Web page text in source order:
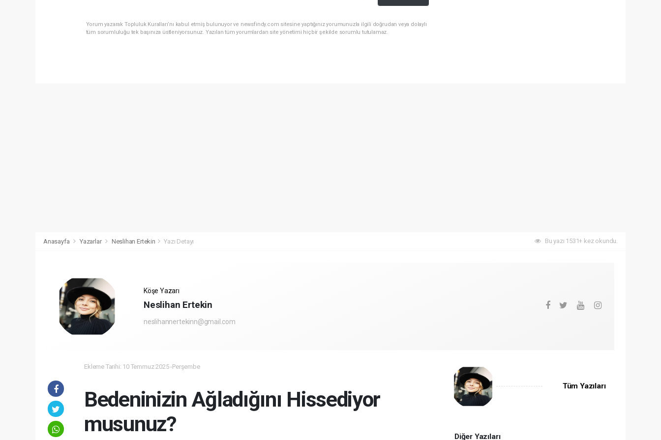
Yorum yazarak Topluluk Kuralları’nı kabul etmiş bulunuyor ve newsfindy.com sitesine yaptığınız yorumunuzla ilgili doğrudan veya dolaylı
tüm sorumluluğu tek başınıza üstleniyorsunuz. Yazılan tüm yorumlardan site yönetimi hiçbir şekilde sorumlu tutulamaz.
Anasayfa Yazarlar Neslihan Ertekin Yazı Detayı Bu yazı 1531+ kez okundu.
Köşe Yazarı
Neslihan Ertekin
neslihannertekinn@gmail.com
Ekleme Tarihi: 10 Temmuz 2025 -Perşembe
Bedeninizin Ağladığını Hissediyor
musunuz?
Tüm Yazıları
Diğer Yazıları